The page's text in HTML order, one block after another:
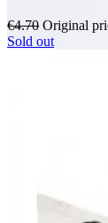
€4.70 Original
Sold out